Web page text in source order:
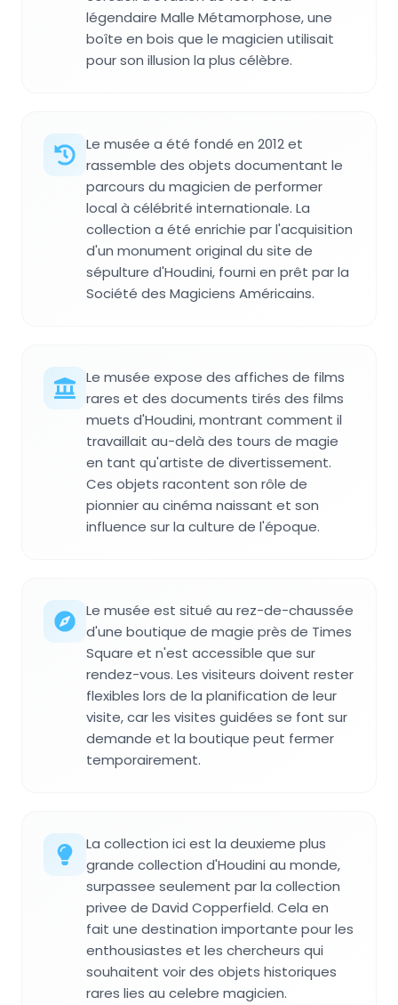
légendaire Malle Métamorphose, une
boîte en bois que le magicien utilisait
pour son illusion la plus célèbre.
Le musée a été fondé en 2012 et
rassemble des objets documentant le
parcours du magicien de performer
local à célébrité internationale. La
collection a été enrichie par l'acquisition
d'un monument original du site de
sépulture d'Houdini, fourni en prêt par la
Société des Magiciens Américains.
Le musée expose des affiches de films
rares et des documents tirés des films
muets d'Houdini, montrant comment il
travaillait au-delà des tours de magie
en tant qu'artiste de divertissement.
Ces objets racontent son rôle de
pionnier au cinéma naissant et son
influence sur la culture de l'époque.
Le musée est situé au rez-de-chaussée
d'une boutique de magie près de Times
Square et n'est accessible que sur
rendez-vous. Les visiteurs doivent rester
flexibles lors de la planification de leur
visite, car les visites guidées se font sur
demande et la boutique peut fermer
temporairement.
La collection ici est la deuxieme plus
grande collection d'Houdini au monde,
surpassee seulement par la collection
privee de David Copperfield. Cela en
fait une destination importante pour les
enthousiastes et les chercheurs qui
souhaitent voir des objets historiques
rares lies au celebre magicien.